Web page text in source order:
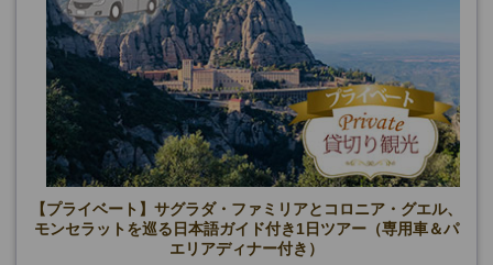
【プライベート】サグラダ・ファミリアとコロニア・グエル、
モンセラットを巡る日本語ガイド付き1日ツアー（専用車＆パ
エリアディナー付き）